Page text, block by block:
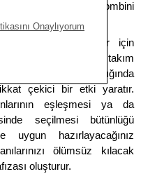
uyumlu bir çift kombini
kombinler için
çıkar. Elbise ve takım
birbirine bağlandığında
çekici bir etki yaratır.
eşleşmesi ya da
seçilmesi bütünlüğü
uygun hazırlayacağınız
ölümsüz kılacak
oluşturur.